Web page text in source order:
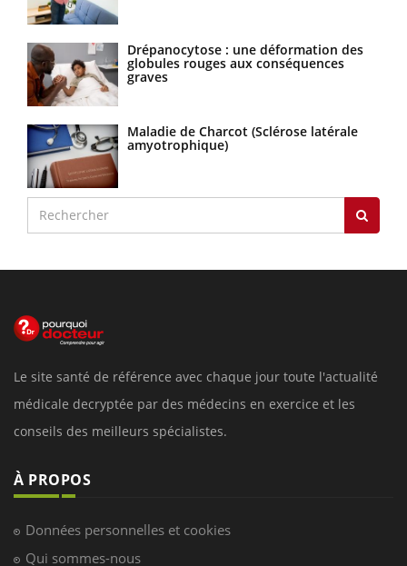
Drépanocytose : une déformation des
globules rouges aux conséquences
graves
Maladie de Charcot (Sclérose latérale
amyotrophique)
Le site santé de référence avec chaque jour toute l'actualité
médicale decryptée par des médecins en exercice et les
conseils des meilleurs spécialistes.
À PROPOS
Données personnelles et cookies
Qui sommes-nous